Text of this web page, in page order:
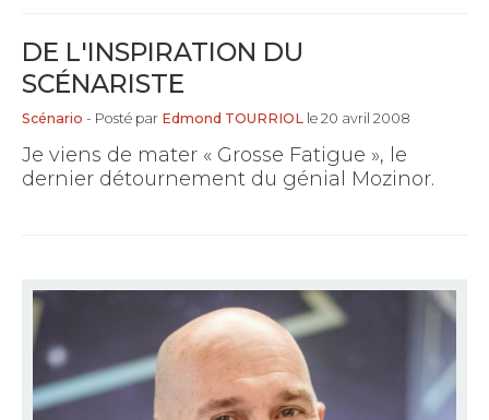
DE L'INSPIRATION DU
SCÉNARISTE
Scénario - Posté par Edmond TOURRIOL le 20 avril 2008
Je viens de mater « Grosse Fatigue », le
dernier détournement du génial Mozinor.